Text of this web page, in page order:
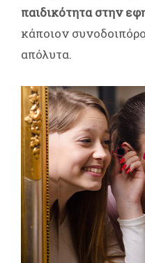
παιδικότητα στην
κάποιον
απόλυτα.